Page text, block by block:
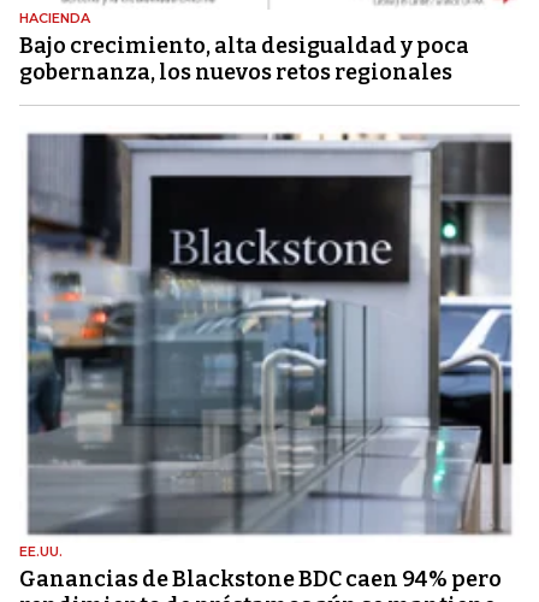
HACIENDA
Bajo crecimiento, alta desigualdad y poca
gobernanza, los nuevos retos regionales
EE.UU.
Ganancias de Blackstone BDC caen 94% pero